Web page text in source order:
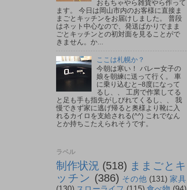
おもちゃやら雑貨やら作って
ます。 今日は岡山市内のお客様に直接ま
まごとキッチンをお届けしました。 普段
はネット中心なので、発送ばかりでまま
ごとキッチンとの初対面を見ることがで
きません。か...
ここは札幌か？
今朝は寒い！ バレー女子の
娘を朝練に送って行く。 車
に乗り込むと−8度になって
るし、、 工房で作業してる
と足も手も指先がしびれてくるし、、 我
慢できず家に逃げ帰ると奥様より靴に入
れるカイロを支給される(^^) これでなん
とか持ちこたえられそうです。
ラベル
制作状況 (518) ままごとキ
ッチン (386) その他 (131) 家具